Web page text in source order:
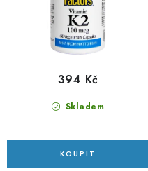
Skladem
394 Kč